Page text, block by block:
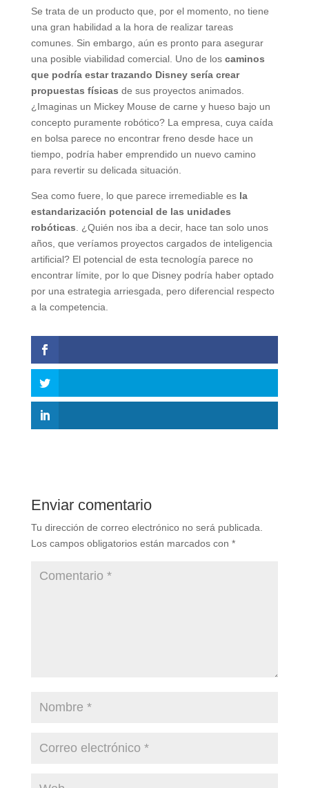
Se trata de un producto que, por el momento, no tiene
una gran habilidad a la hora de realizar tareas
comunes. Sin embargo, aún es pronto para asegurar
una posible viabilidad comercial. Uno de los caminos
que podría estar trazando Disney sería crear
propuestas físicas de sus proyectos animados.
¿Imaginas un Mickey Mouse de carne y hueso bajo un
concepto puramente robótico? La empresa, cuya caída
en bolsa parece no encontrar freno desde hace un
tiempo, podría haber emprendido un nuevo camino
para revertir su delicada situación.
Sea como fuere, lo que parece irremediable es la
estandarización potencial de las unidades
robóticas. ¿Quién nos iba a decir, hace tan solo unos
años, que veríamos proyectos cargados de inteligencia
artificial? El potencial de esta tecnología parece no
encontrar límite, por lo que Disney podría haber optado
por una estrategia arriesgada, pero diferencial respecto
a la competencia.
Enviar comentario
Tu dirección de correo electrónico no será publicada.
Los campos obligatorios están marcados con *